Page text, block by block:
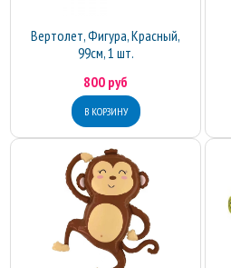
Вертолет, Фигура, Красный,
99см, 1 шт.
800 руб